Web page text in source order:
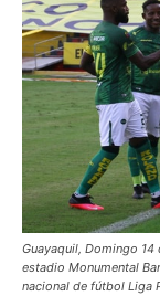
Guayaquil, Domingo 14
estadio Monumental
nacional de fútbol Liga